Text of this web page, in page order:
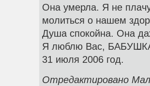
Она умерла. Я не
молиться о нашем
Душа спокойна. Она
Я люблю Вас,
31 июля 2006 год.
Отредактировано